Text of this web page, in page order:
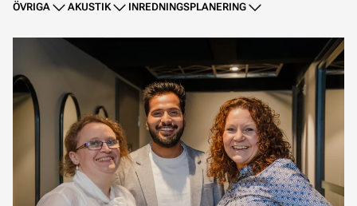
ÖVRIGA AKUSTIK INREDNINGSPLANERING